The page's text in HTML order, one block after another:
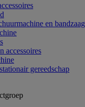
en bandzaag
accessoires
gereedschap